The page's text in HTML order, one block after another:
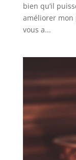
bien qu’il
améliorer mon
vous a...